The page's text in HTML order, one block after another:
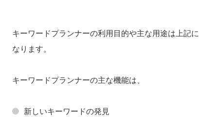
キーワードプランナーの利用目的や主な用途は上記に
なります。
キーワードプランナーの主な機能は、
新しいキーワードの発見